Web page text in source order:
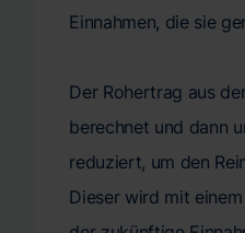
Einnahmen, die sie
Der Rohertrag aus
berechnet und dann
reduziert, um den
Dieser wird mit